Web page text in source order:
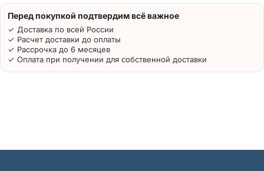
Перед покупкой подтвердим всё важное
✓ Доставка по всей России
✓ Расчет доставки до оплаты
✓ Рассрочка до 6 месяцев
✓ Оплата при получении для собственной доставки